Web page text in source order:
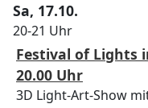
Sa, 17.10.
20-21 Uhr
Festival of Lights
20.00 Uhr
3D Light-Art-Show